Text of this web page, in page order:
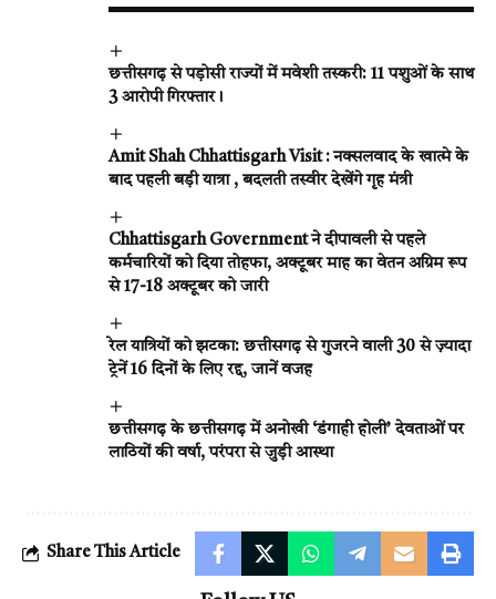
छत्तीसगढ़ से पड़ोसी राज्यों में मवेशी तस्करी: 11 पशुओं के साथ
3 आरोपी गिरफ्तार।
Amit Shah Chhattisgarh Visit : नक्सलवाद के खात्मे के
बाद पहली बड़ी यात्रा , बदलती तस्वीर देखेंगे गृह मंत्री
Chhattisgarh Government ने दीपावली से पहले
कर्मचारियों को दिया तोहफा, अक्टूबर माह का वेतन अग्रिम रूप
से 17-18 अक्टूबर को जारी
रेल यात्रियों को झटका: छत्तीसगढ़ से गुजरने वाली 30 से ज़्यादा
ट्रेनें 16 दिनों के लिए रद्द, जानें वजह
छत्तीसगढ़ के छत्तीसगढ़ में अनोखी ‘डंगाही होली’ देवताओं पर
लाठियों की वर्षा, परंपरा से जुड़ी आस्था
Share This Article